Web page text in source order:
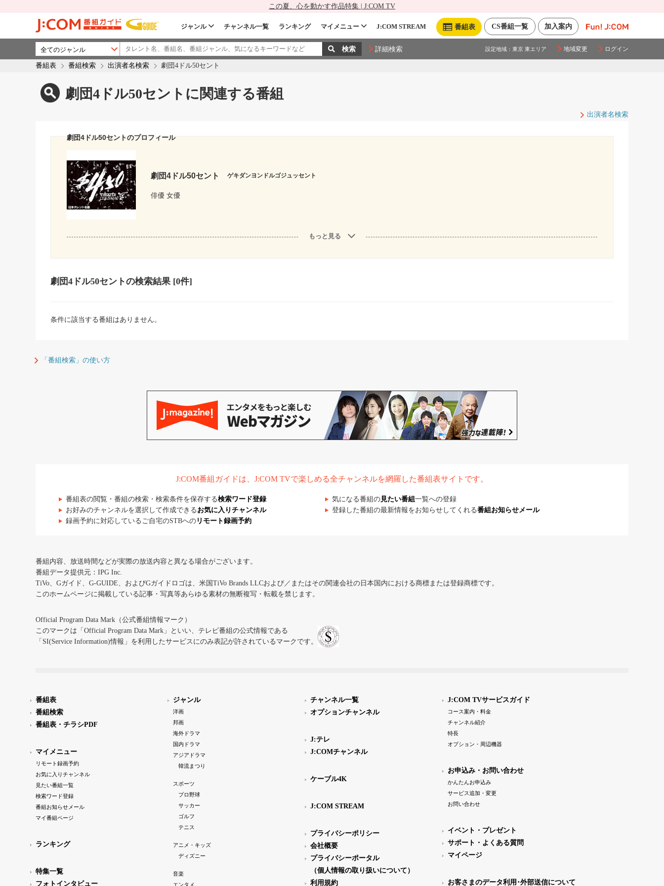
この夏、心を動かす作品特集 | J:COM TV
加入案内
CS番組一覧
番組表
ジャンル チャンネル一覧 ランキング マイメニュー J:COM STREAM
詳細検索 設定地域： 東京 東エリア 地域変更 ログイン
番組表 番組検索 出演者名検索 劇団4ドル50セント
劇団4ドル50セントに関連する番組
出演者名検索
劇団4ドル50セントのプロフィール
劇団4ドル50セント ゲキダンヨンドルゴジュッセント
俳優 女優
もっと見る
劇団4ドル50セントの検索結果 [0件]
条件に該当する番組はありません。
「番組検索」の使い方
J:COM番組ガイドは、J:COM TVで楽しめる全チャンネルを網羅した番組表サイトです。
番組表の閲覧・番組の検索・検索条件を保存する検索ワード登録 気になる番組の見たい番組 一覧への登録
お好みのチャンネルを選択して作成できる お気に入りチャンネル 登録した番組の最新情報をお知らせしてくれる番組お知らせメール
録画予約に対応しているご自宅のSTBへの リモート録画予約
番組内容、放送時間などが実際の放送内容と異なる場合がございます。
番組データ提供元：IPG Inc.
TiVo、Gガイド、G-GUIDE、およびGガイドロゴは、米国TiVo Brands LLCおよび／またはその関連会社の日本国内における商標または登録商標です。
このホームページに掲載している記事・写真等あらゆる素材の無断複写・転載を禁じます。
Official Program Data Mark（公式番組情報マーク）
このマークは「Official Program Data Mark」といい、テレビ番組の公式情報である
「SI(Service Information)情報」を利用したサービスにのみ表記が許されているマークです。
番組表
番組検索
番組表・チラシPDF
マイメニュー
リモート録画予約
お気に入りチャンネル
見たい番組一覧
検索ワード登録
番組お知らせメール
マイ番組ページ
ランキング
特集一覧
フォトインタビュー
ジャンル
洋画
邦画
海外ドラマ
国内ドラマ
アジアドラマ
韓流まつり
スポーツ
プロ野球
サッカー
ゴルフ
テニス
アニメ・キッズ
ディズニー
音楽
エンタメ
チャンネル一覧
オプションチャンネル
J:テレ
J:COMチャンネル
ケーブル4K
J:COM STREAM
プライバシーポリシー
会社概要
プライバシーポータル
（個人情報の取り扱いについて）
利用規約
J:COM TVサービスガイド
コース案内・料金
チャンネル紹介
特長
オプション・周辺機器
お申込み・お問い合わせ
かんたんお申込み
サービス追加・変更
お問い合わせ
イベント・プレゼント
サポート・よくある質問
マイページ
お客さまのデータ利用･外部送信について